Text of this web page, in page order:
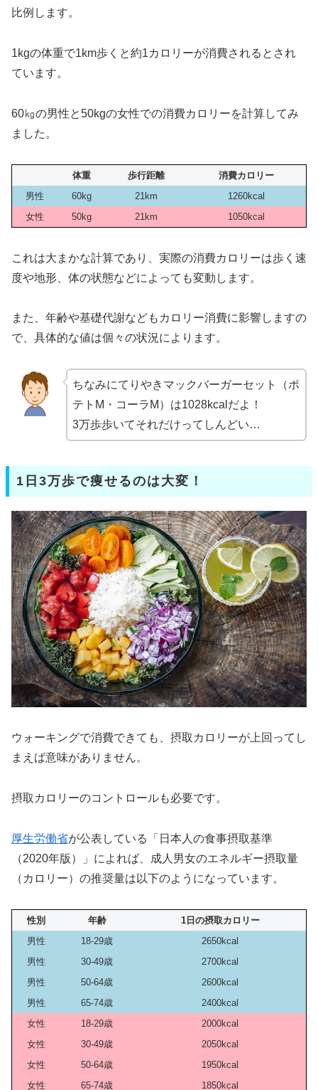
比例します。
1kgの体重で1km歩くと約1カロリーが消費されるとされ
ています。
60㎏の男性と50kgの女性での消費カロリーを計算してみ
ました。
体重 歩行距離
消費カロリー
男性
60kg 21km
1260kcal
女性
50kg 21km 1050kcal
これは大まかな計算であり、実際の消費カロリーは歩く速
度や地形、体の状態などによっても変動します。
また、年齢や基礎代謝などもカロリー消費に影響しますの
で、具体的な値は個々の状況によります。
ちなみにてりやきマックバーガーセット（ポ
テトM・コーラM）は1028kcalだよ！
3万歩歩いてそれだけってしんどい…
1日3万歩で痩せるのは大変！
ウォーキングで消費できても、摂取カロリーが上回ってし
まえば意味がありません。
摂取カロリーのコントロールも必要です。
厚生労働省が公表している「日本人の食事摂取基準
（2020年版）」によれば、成人男女のエネルギー摂取量
（カロリー）の推奨量は以下のようになっています。
性別 年齢
1日の摂取カロリー
男性
18-29歳
2650kcal
男性
30-49歳
2700kcal
男性
50-64歳
2600kcal
男性
65-74歳
2400kcal
女性
18-29歳
2000kcal
女性
30-49歳
2050kcal
女性
50-64歳
1950kcal
女性
65-74歳 1850kcal